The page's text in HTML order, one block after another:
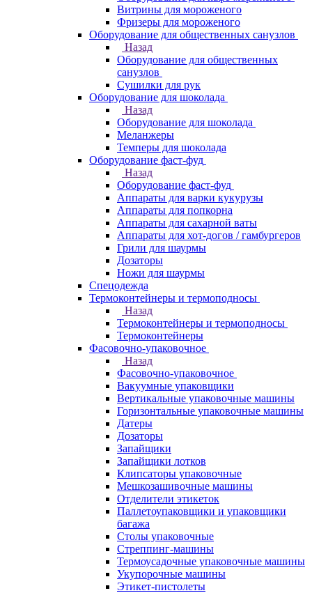
Витрины для мороженого
Фризеры для мороженого
Оборудование для общественных санузлов
Назад
Оборудование для общественных
санузлов
Сушилки для рук
Оборудование для шоколада
Назад
Оборудование для шоколада
Меланжеры
Темперы для шоколада
Оборудование фаст-фуд
Назад
Оборудование фаст-фуд
Аппараты для варки кукурузы
Аппараты для попкорна
Аппараты для сахарной ваты
Аппараты для хот-догов / гамбургеров
Грили для шаурмы
Дозаторы
Ножи для шаурмы
Спецодежда
Термоконтейнеры и термоподносы
Назад
Термоконтейнеры и термоподносы
Термоконтейнеры
Фасовочно-упаковочное
Назад
Фасовочно-упаковочное
Вакуумные упаковщики
Вертикальные упаковочные машины
Горизонтальные упаковочные машины
Датеры
Дозаторы
Запайщики
Запайщики лотков
Клипсаторы упаковочные
Мешкозашивочные машины
Отделители этикеток
Паллетоупаковщики и упаковщики
багажа
Столы упаковочные
Стреппинг-машины
Термоусадочные упаковочные машины
Укупорочные машины
Этикет-пистолеты